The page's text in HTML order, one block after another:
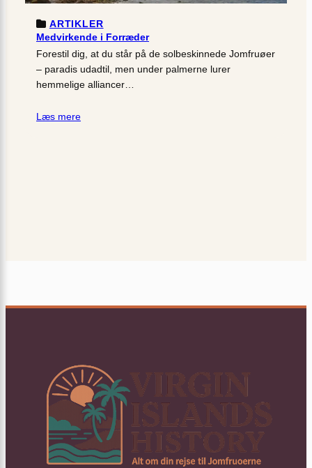
ARTIKLER
Medvirkende i Forræder
Forestil dig, at du står på de solbeskinnede Jomfruøer
– paradis udadtil, men under palmerne lurer
hemmelige alliancer…
Læs mere